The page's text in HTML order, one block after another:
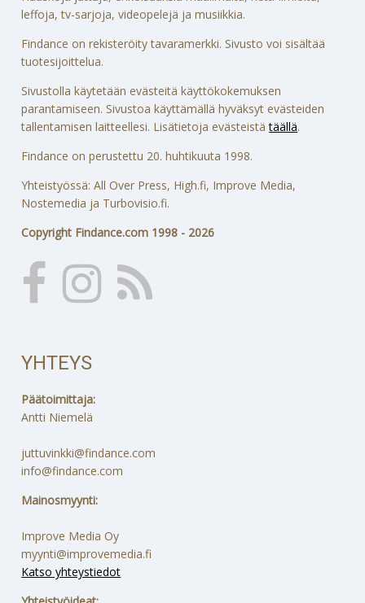
leffoja, tv-sarjoja, videopelejä ja musiikkia.
Findance on rekisteröity tavaramerkki. Sivusto voi sisältää
tuotesijoittelua.
Sivustolla käytetään evästeitä käyttökokemuksen
parantamiseen. Sivustoa käyttämällä hyväksyt evästeiden
tallentamisen laitteellesi. Lisätietoja evästeistätäällä.
Findance on perustettu 20. huhtikuuta 1998.
Yhteistyössä: All Over Press, High.fi, Improve Media,
Nostemedia ja Turbovisio.fi.
Copyright Findance.com 1998 - 2026
YHTEYS
Päätoimittaja:
Antti Niemelä
juttuvinkki@findance.com
info@findance.com
Mainosmyynti:
Improve Media Oy
myynti@improvemedia.fi
Katso yhteystiedot